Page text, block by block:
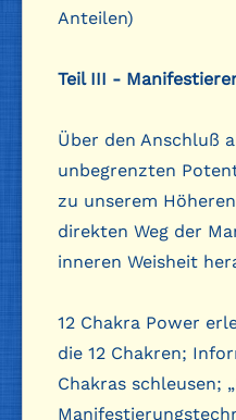
Anteilen)
Teil III -
Über den Anschluß
unbegrenzten
zu unserem
direkten Weg der
inneren Weisheit
12 Chakra Power
die 12 Chakren;
Chakras schleusen;